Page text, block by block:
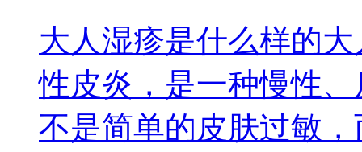
大人湿疹是什么样的
性皮炎，是一种慢性
不是简单的皮肤过敏